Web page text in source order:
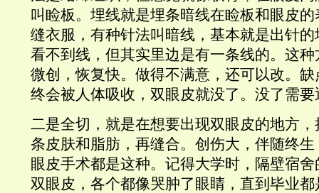
叫睑板。埋线就是埋条暗线在睑板和眼皮
缝衣服，有种针法叫暗线，基本就是出针
看不到线，但其实里边是有一条线的。这
微创，恢复快。做得不满意，还可以改。
终会被人体吸收，双眼皮就没了。没了需
二是全切，就是在想要出现双眼皮的地方
条皮肤和脂肪，再缝合。创伤大，伴随终
眼皮手术都是这种。记得大学时，隔壁宿
双眼皮，各个都像哭肿了眼睛，直到毕业